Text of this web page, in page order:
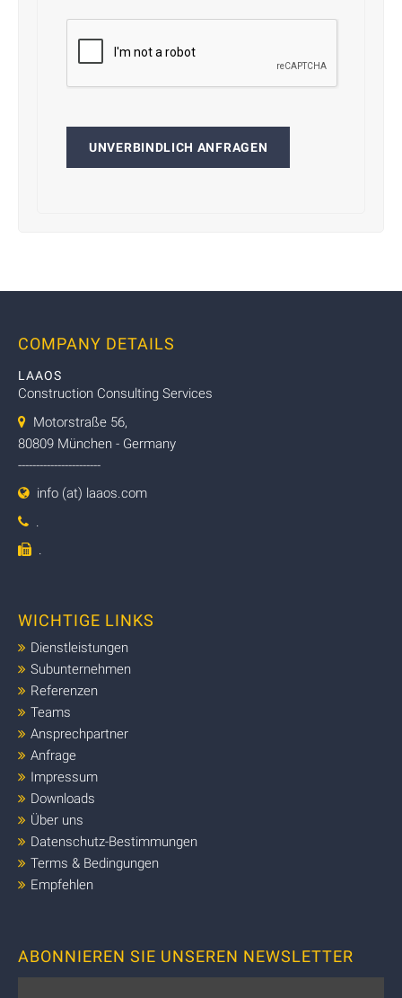
COMPANY DETAILS
LAAOS
Construction Consulting Services
Motorstraße 56,
80809 München - Germany
-----------------------
info (at) laaos.com
.
.
WICHTIGE LINKS
Dienstleistungen
Subunternehmen
Referenzen
Teams
Ansprechpartner
Anfrage
Impressum
Downloads
Über uns
Datenschutz-Bestimmungen
Terms & Bedingungen
Empfehlen
ABONNIEREN SIE UNSEREN NEWSLETTER